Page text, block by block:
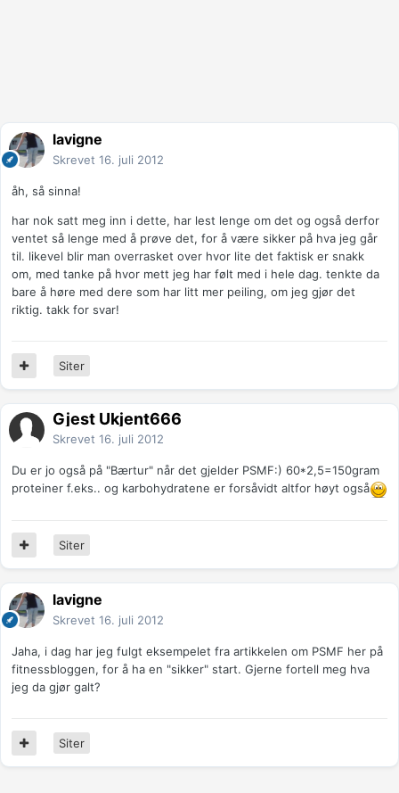
lavigne
Skrevet 16. juli 2012
åh, så sinna!
har nok satt meg inn i dette, har lest lenge om det og også derfor
ventet så lenge med å prøve det, for å være sikker på hva jeg går
til. likevel blir man overrasket over hvor lite det faktisk er snakk
om, med tanke på hvor mett jeg har følt med i hele dag. tenkte da
bare å høre med dere som har litt mer peiling, om jeg gjør det
riktig. takk for svar!
Siter
Gjest Ukjent666
Skrevet 16. juli 2012
Du er jo også på "Bærtur" når det gjelder PSMF:) 60*2,5=150gram
proteiner f.eks.. og karbohydratene er forsåvidt altfor høyt også
Siter
lavigne
Skrevet 16. juli 2012
Jaha, i dag har jeg fulgt eksempelet fra artikkelen om PSMF her på
fitnessbloggen, for å ha en "sikker" start. Gjerne fortell meg hva
jeg da gjør galt?
Siter